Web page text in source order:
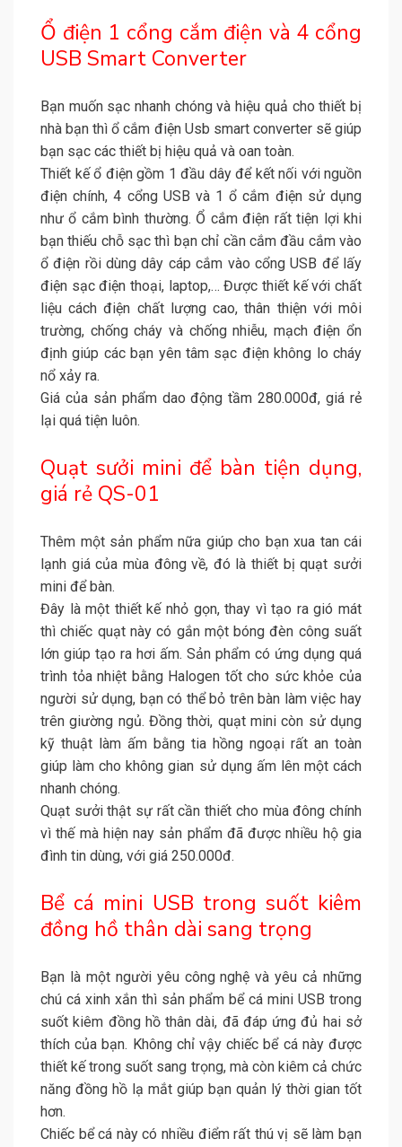
Ổ điện 1 cổng cắm điện và 4 cổng
USB Smart Converter
Bạn muốn sạc nhanh chóng và hiệu quả cho thiết bị
nhà bạn thì ổ cắm điện Usb smart converter sẽ giúp
bạn sạc các thiết bị hiệu quả và oan toàn.
Thiết kế ổ điện gồm 1 đầu dây để kết nối với nguồn
điện chính, 4 cổng USB và 1 ổ cắm điện sử dụng
như ổ cắm bình thường. Ổ cắm điện rất tiện lợi khi
bạn thiếu chỗ sạc thì bạn chỉ cần cắm đầu cắm vào
ổ điện rồi dùng dây cáp cắm vào cổng USB để lấy
điện sạc điện thoại, laptop,… Được thiết kế với chất
liệu cách điện chất lượng cao, thân thiện với môi
trường, chống cháy và chống nhiễu, mạch điện ổn
định giúp các bạn yên tâm sạc điện không lo cháy
nổ xảy ra.
Giá của sản phẩm dao động tầm 280.000đ, giá rẻ
lại quá tiện luôn.
Quạt sưởi mini để bàn tiện dụng,
giá rẻ QS-01
Thêm một sản phẩm nữa giúp cho bạn xua tan cái
lạnh giá của mùa đông về, đó là thiết bị quạt sưởi
mini để bàn.
Đây là một thiết kế nhỏ gọn, thay vì tạo ra gió mát
thì chiếc quạt này có gắn một bóng đèn công suất
lớn giúp tạo ra hơi ấm. Sản phẩm có ứng dụng quá
trình tỏa nhiệt bằng Halogen tốt cho sức khỏe của
người sử dụng, bạn có thể bỏ trên bàn làm việc hay
trên giường ngủ. Đồng thời, quạt mini còn sử dụng
kỹ thuật làm ấm bằng tia hồng ngoại rất an toàn
giúp làm cho không gian sử dụng ấm lên một cách
nhanh chóng.
Quạt sưởi thật sự rất cần thiết cho mùa đông chính
vì thế mà hiện nay sản phẩm đã được nhiều hộ gia
đình tin dùng, với giá 250.000đ.
Bể cá mini USB trong suốt kiêm
đồng hồ thân dài sang trọng
Bạn là một người yêu công nghệ và yêu cả những
chú cá xinh xắn thì sản phẩm bể cá mini USB trong
suốt kiêm đồng hồ thân dài, đã đáp ứng đủ hai sở
thích của bạn. Không chỉ vậy chiếc bể cá này được
thiết kế trong suốt sang trọng, mà còn kiêm cả chức
năng đồng hồ lạ mắt giúp bạn quản lý thời gian tốt
hơn.
Chiếc bể cá này có nhiều điểm rất thú vị sẽ làm bạn